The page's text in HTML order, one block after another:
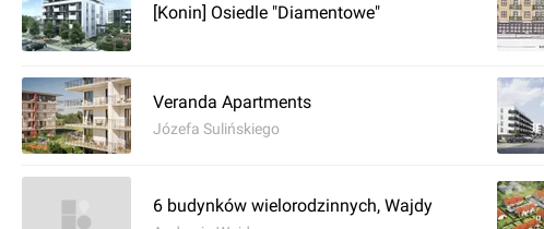
[Konin] Osiedle "Diamentowe"
Veranda Apartments
Józefa Sulińskiego
6 budynków wielorodzinnych, Wajdy